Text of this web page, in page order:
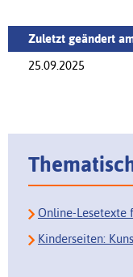
Zuletzt geändert
25.09.2025
Online-Lesetexte
Kinderseiten: